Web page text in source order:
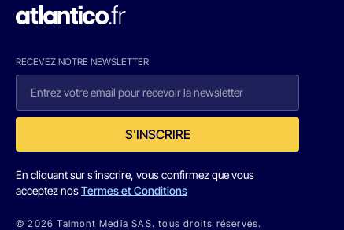
RECEVEZ NOTRE NEWSLETTER
S'INSCRIRE
En cliquant sur s'inscrire, vous confirmez que vous
acceptez nosTermes et Conditions
© 2026 Talmont Media SAS. tous droits réservés.